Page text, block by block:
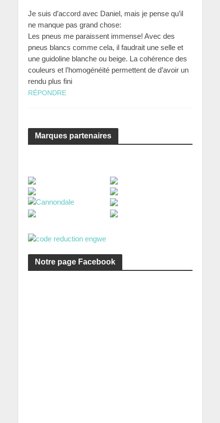
Je suis d’accord avec Daniel, mais je pense qu’il
ne manque pas grand chose:
Les pneus me paraissent immense! Avec des
pneus blancs comme cela, il faudrait une selle et
une guidoline blanche ou beige. La cohérence des
couleurs et l’homogénéité permettent de d’avoir un
rendu plus fini
RÉPONDRE
Marques partenaires
Notre page Facebook